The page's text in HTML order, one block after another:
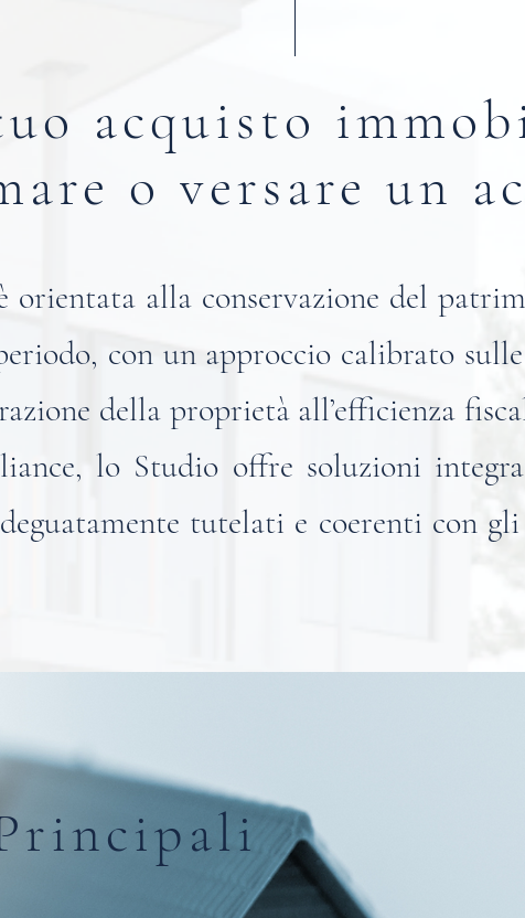
acquisto
o versare un
orientata alla conservazione del
con un approccio calibrato
della proprietà all’efficienza
lo Studio offre soluzioni
tutelati e coerenti con